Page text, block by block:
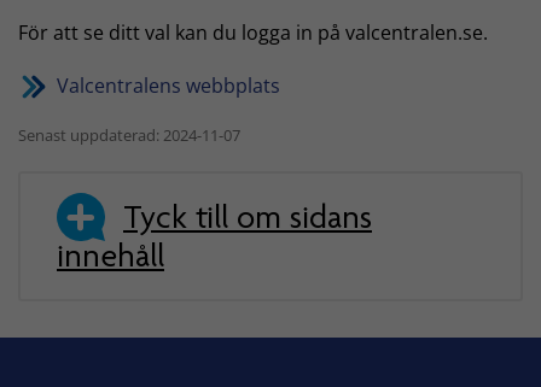
För att se ditt val kan du logga in på valcentralen.se.
Valcentralens webbplats
Senast uppdaterad: 2024-11-07
Tyck till om sidans
innehåll